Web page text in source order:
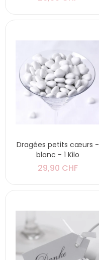
Dragées petits cœurs -
blanc - 1 Kilo
29,90 CHF